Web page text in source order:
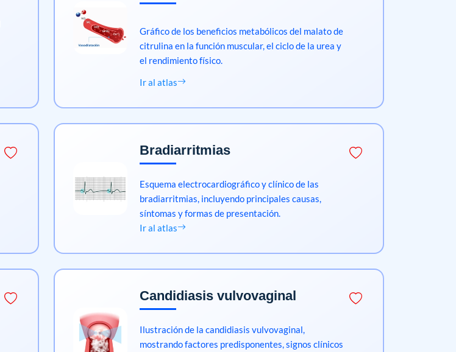
Gráfico de los beneficios metabólicos del malato de
citrulina en la función muscular, el ciclo de la urea y
el rendimiento físico.
Ir al atlas
Bradiarritmias
Esquema electrocardiográfico y clínico de las
bradiarritmias, incluyendo principales causas,
síntomas y formas de presentación.
Ir al atlas
Candidiasis vulvovaginal
Ilustración de la candidiasis vulvovaginal,
mostrando factores predisponentes, signos clínicos